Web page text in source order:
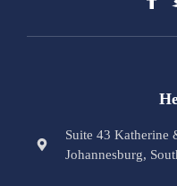
Suite 43 Katherine
Johannesburg,